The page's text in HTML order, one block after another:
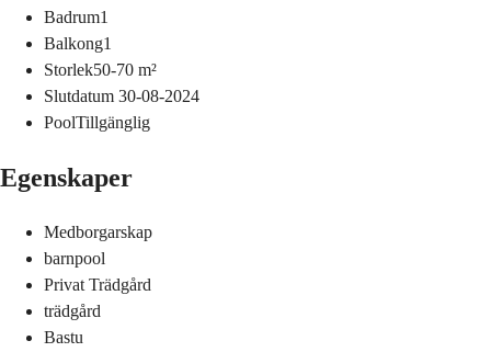
Badrum1
Balkong1
Storlek50-70 m²
Slutdatum 30-08-2024
PoolTillgänglig
Egenskaper
Medborgarskap
barnpool
Privat Trädgård
trädgård
Bastu